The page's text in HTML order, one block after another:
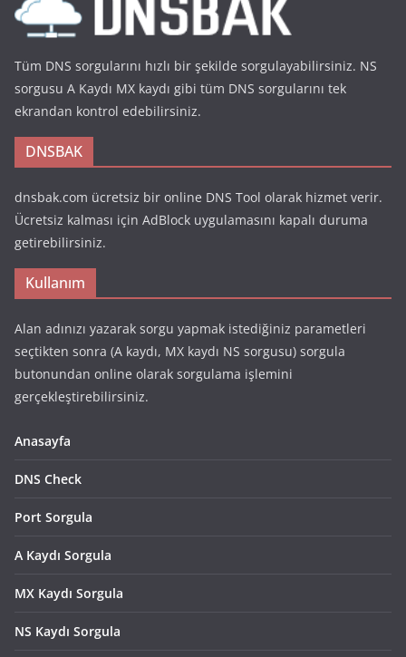
Tüm DNS sorgularını hızlı bir şekilde sorgulayabilirsiniz. NS
sorgusu A Kaydı MX kaydı gibi tüm DNS sorgularını tek
ekrandan kontrol edebilirsiniz.
DNSBAK
dnsbak.com ücretsiz bir online DNS Tool olarak hizmet verir.
Ücretsiz kalması için AdBlock uygulamasını kapalı duruma
getirebilirsiniz.
Kullanım
Alan adınızı yazarak sorgu yapmak istediğiniz parametleri
seçtikten sonra (A kaydı, MX kaydı NS sorgusu) sorgula
butonundan online olarak sorgulama işlemini
gerçekleştirebilirsiniz.
Anasayfa
DNS Check
Port Sorgula
A Kaydı Sorgula
MX Kaydı Sorgula
NS Kaydı Sorgula